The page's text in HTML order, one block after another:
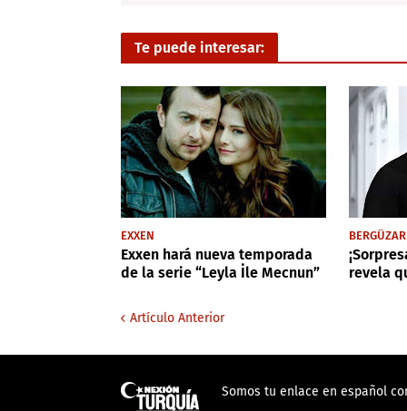
Te puede interesar:
EXXEN
Exxen hará nueva temporada
de la serie “Leyla İle Mecnun”
revela
Artículo Anterior
Somos tu enlace en español